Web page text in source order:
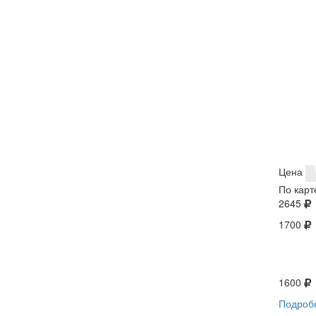
Цена
По
2645
1700
1600